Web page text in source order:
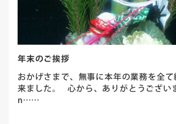
年末のご挨拶
おかげさまで、無事に本年の業務を全
来ました。 心から、ありがとうござ
n……